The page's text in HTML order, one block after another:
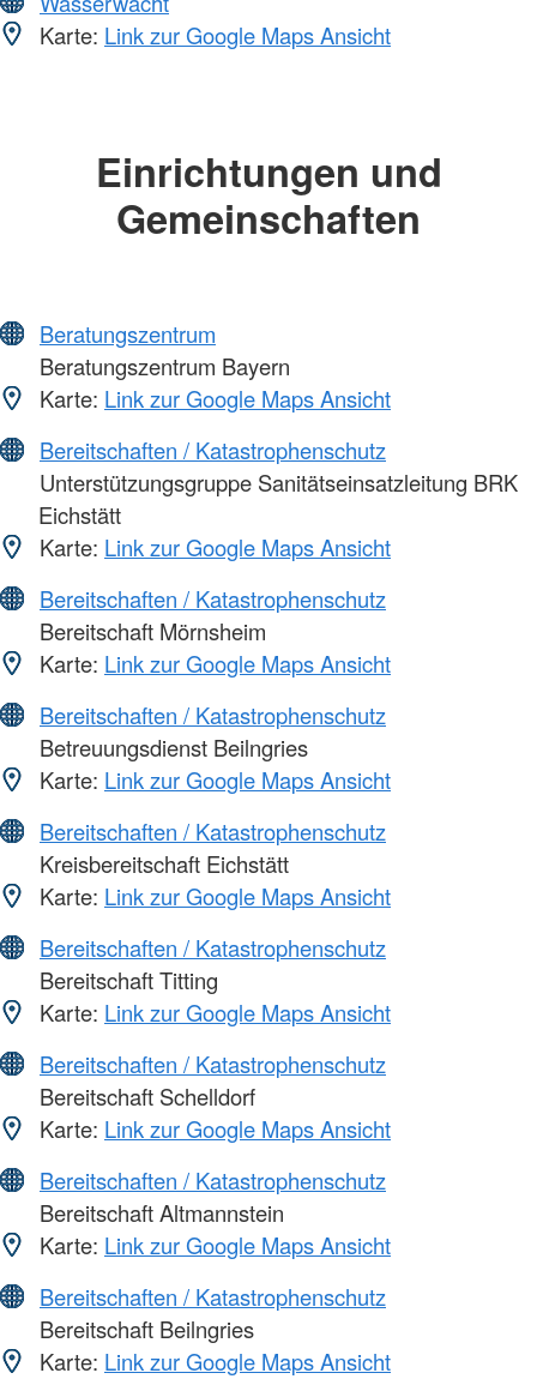
Karte: Link zur Google Maps Ansicht
Einrichtungen und
Gemeinschaften
Beratungszentrum
Beratungszentrum Bayern
Karte: Link zur Google Maps Ansicht
Bereitschaften / Katastrophenschutz
Unterstützungsgruppe Sanitätseinsatzleitung BRK
Eichstätt
Karte: Link zur Google Maps Ansicht
Bereitschaften / Katastrophenschutz
Bereitschaft Mörnsheim
Karte: Link zur Google Maps Ansicht
Bereitschaften / Katastrophenschutz
Betreuungsdienst Beilngries
Karte: Link zur Google Maps Ansicht
Bereitschaften / Katastrophenschutz
Kreisbereitschaft Eichstätt
Karte: Link zur Google Maps Ansicht
Bereitschaften / Katastrophenschutz
Bereitschaft Titting
Karte: Link zur Google Maps Ansicht
Bereitschaften / Katastrophenschutz
Bereitschaft Schelldorf
Karte: Link zur Google Maps Ansicht
Bereitschaften / Katastrophenschutz
Bereitschaft Altmannstein
Karte: Link zur Google Maps Ansicht
Bereitschaften / Katastrophenschutz
Bereitschaft Beilngries
Karte: Link zur Google Maps Ansicht